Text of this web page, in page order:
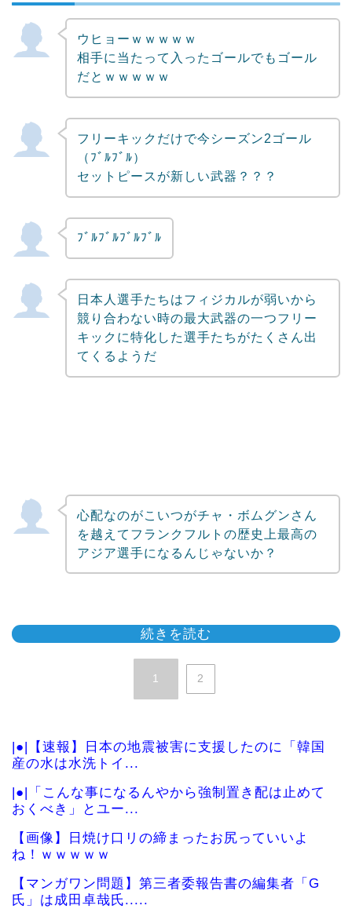
Powered by livedoor 相互RSS
ウヒョーｗｗｗｗｗ
相手に当たって入ったゴールでもゴール
だとｗｗｗｗｗ
フリーキックだけで今シーズン2ゴール
（ﾌﾞﾙﾌﾞﾙ）
セットピースが新しい武器？？？
ﾌﾞﾙﾌﾞﾙﾌﾞﾙﾌﾞﾙ
日本人選手たちはフィジカルが弱いから
競り合わない時の最大武器の一つフリー
キックに特化した選手たちがたくさん出
てくるようだ
心配なのがこいつがチャ・ボムグンさん
を越えてフランクフルトの歴史上最高の
アジア選手になるんじゃないか？
続きを読む
1 2
|●|【速報】日本の地震被害に支援したのに「韓国
産の水は水洗トイ...
|●|「こんな事になるんやから強制置き配は止めて
おくべき」とユー...
【画像】日焼け口リの締まったお尻っていいよ
ね！ｗｗｗｗｗ
【マンガワン問題】第三者委報告書の編集者「G
氏」は成田卓哉氏.....